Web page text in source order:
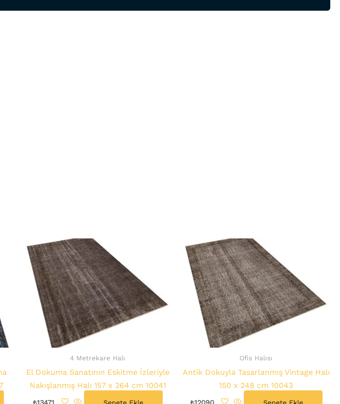
4 Metrekare Halı
El Dokuma Sanatının Eskitme İzleriyle
Nakışlanmış Halı 157 x 264 cm 10041
₺13471 Sepete Ekle
Ofis Halısı
Antik Dokuyla Tasarlanmış Vintage Halı
150 x 248 cm 10043
₺12090 Sepete Ekle